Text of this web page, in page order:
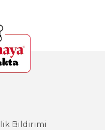
Bildirimi